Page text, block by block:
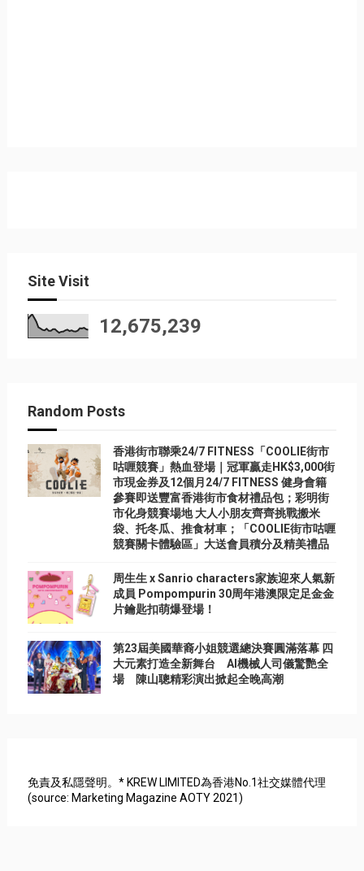
Site Visit
12,675,239
Random Posts
香港街市聯乘24/7 FITNESS「COOLIE街市
咕喱競賽」熱血登場｜冠軍贏走HK$3,000街
市現金券及12個月24/7 FITNESS 健身會籍
參賽即送豐富香港街市食材禮品包；彩明街
市化身競賽場地 大人小朋友齊齊挑戰搬米
袋、托冬瓜、推食材車；「COOLIE街市咕喱
競賽關卡體驗區」大送會員積分及精美禮品
周生生 x Sanrio characters家族迎來人氣新
成員 Pompompurin 30周年港澳限定足金金
片鑰匙扣萌爆登場！
第23屆美國華裔小姐競選總決賽圓滿落幕 四
大元素打造全新舞台 AI機械人司儀驚艷全
場 陳山聰精彩演出掀起全晚高潮
免責及私隱聲明。* KREW LIMITED為香港No.1社交媒體代理
(source: Marketing Magazine AOTY 2021)